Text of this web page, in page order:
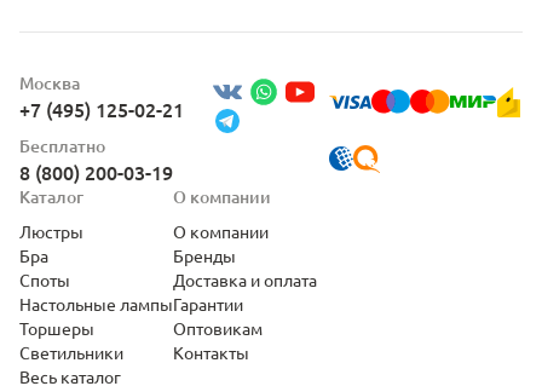
Москва
+7 (495) 125-02-21
Бесплатно
8 (800) 200-03-19
Каталог
Люстры
Бра
Споты
Настольные лампы
Торшеры
Светильники
Весь каталог
О компании
О компании
Бренды
Доставка и оплата
Гарантии
Оптовикам
Контакты